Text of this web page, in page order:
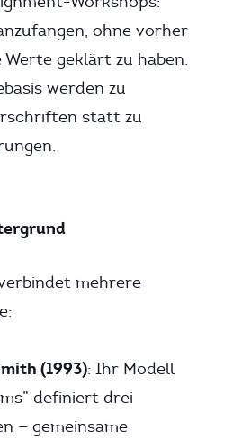
ohne vorher
geklärt zu haben.
werden zu
statt zu
mehrere
(1993): Ihr Modell
definiert drei
— gemeinsame